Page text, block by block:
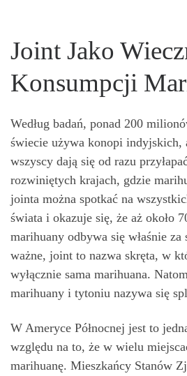
Joint Jako
Konsumpcji
Według badań, ponad 200
świecie używa konopi indyjskich,
wszyscy dają się od razu
rozwiniętych krajach, gdzie
jointa można spotkać na
świata i okazuje się, że aż około
marihuany odbywa się właśnie
ważne, joint to nazwa skręta, w
wyłącznie sama marihuana.
marihuany i tytoniu nazywa się
W Ameryce Północnej jest to
względu na to, że w wielu
marihuanę. Mieszkańcy Stanów